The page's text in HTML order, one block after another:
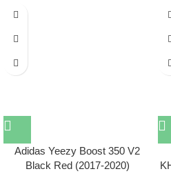
Adidas Yeezy Boost 350 V2
Black Red (2017-2020)